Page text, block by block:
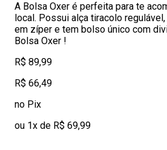
A Bolsa Oxer é perfeita para te
local. Possui alça tiracolo
em zíper e tem bolso único com
Bolsa Oxer !
R$ 89,99
R$ 66,49
no Pix
ou 1x de R$ 69,99